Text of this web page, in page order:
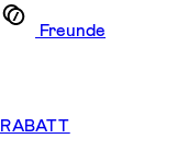
Freunde